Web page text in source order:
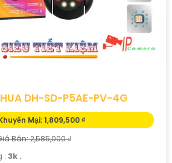
DH-SD-P5AE-PV-4G
Mại: 1,809,500 ₫
Bán: 2,585,000 ₫
: 3k .